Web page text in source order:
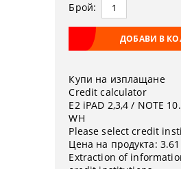
Брой:
Купи на изплащане
Credit calculator
Е2 iPAD 2,3,4 / NOTE
WH
Please select credit
Цена на продукта:
Extraction of